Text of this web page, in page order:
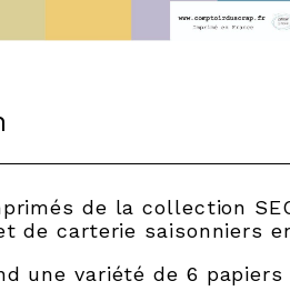
de la collection
de carterie saisonniers
une variété de 6